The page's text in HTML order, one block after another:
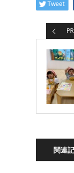
Tweet
関連